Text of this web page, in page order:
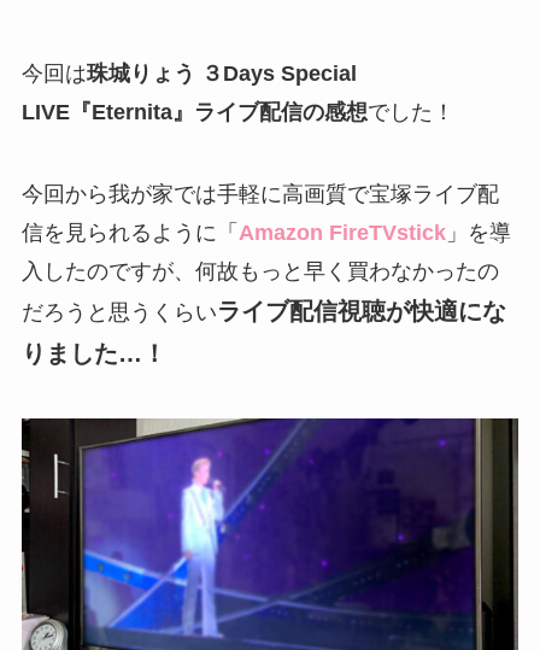
今回は珠城りょう ３Days Special
LIVE『Eternita』ライブ配信の感想でした！
今回から我が家では手軽に高画質で宝塚ライブ配
信を見られるように「 Amazon FireTVstick」を導
入したのですが、何故もっと早く買わなかったの
だろうと思うくらいライブ配信視聴が快適にな
りました…！